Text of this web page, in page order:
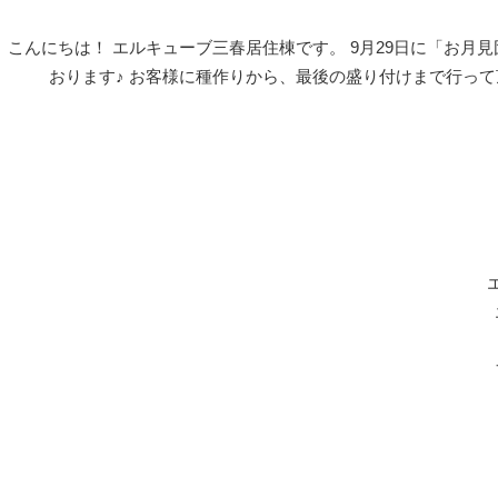
こんにちは！ エルキューブ三春居住棟です。 9月29日に「お月
おります♪ お客様に種作りから、最後の盛り付けまで行っ